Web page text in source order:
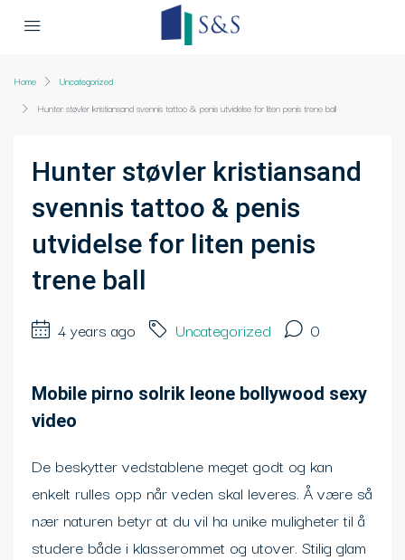
Home
Uncategorized
Hunter støvler kristiansand svennis tattoo & penis utvidelse for liten penis trene ball
Hunter støvler kristiansand
svennis tattoo & penis
utvidelse for liten penis
trene ball
4 years ago Uncategorized 0
Mobile pirno solrik leone bollywood sexy
video
De beskytter vedstablene meget godt og kan
enkelt rulles opp når veden skal leveres. Å være så
nær naturen betyr at du vil ha unike muligheter til å
studere både i klasserommet og utover. Stilig glam